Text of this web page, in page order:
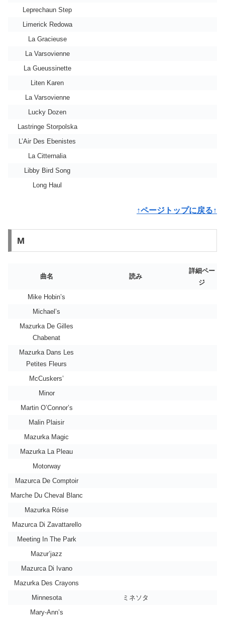
Leprechaun Step
Limerick Redowa
La Gracieuse
La Varsovienne
La Gueussinette
Liten Karen
La Varsovienne
Lucky Dozen
Lastringe Storpolska
L’Air Des Ebenistes
La Citternalia
Libby Bird Song
Long Haul
↑ページトップに戻る↑
M
曲名 読み
詳細ペー
ジ
Mike Hobin’s
Michael’s
Mazurka De Gilles
Chabenat
Mazurka Dans Les
Petites Fleurs
McCuskers’
Minor
Martin O’Connor’s
Malin Plaisir
Mazurka Magic
Mazurka La Pleau
Motorway
Mazurca De Comptoir
Marche Du Cheval Blanc
Mazurka Róise
Mazurca Di Zavattarello
Meeting In The Park
Mazur’jazz
Mazurca Di Ivano
Mazurka Des Crayons
Minnesota
ミネソタ
Mary-Ann’s